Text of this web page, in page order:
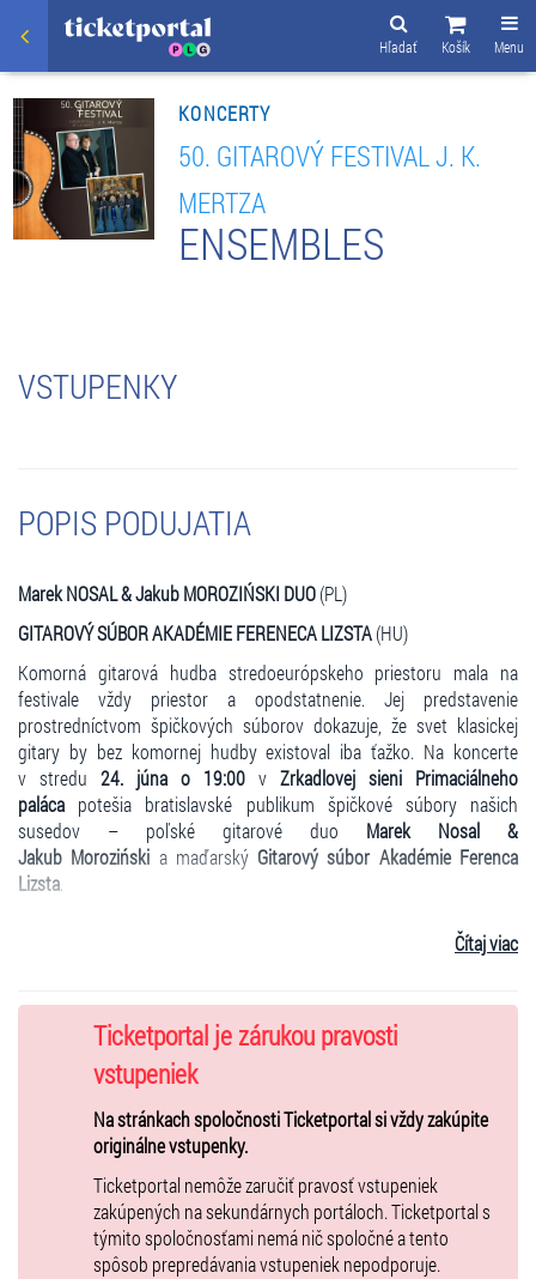
Menu
Košík
Hľadať
KONCERTY
50. GITAROVÝ FESTIVAL J. K.
MERTZA
ENSEMBLES
VSTUPENKY
POPIS PODUJATIA
Marek NOSAL & Jakub MOROZIŃSKI DUO(PL)
GITAROVÝ SÚBOR AKADÉMIE FERENECA LIZSTA(HU)
Komorná gitarová hudba stredoeurópskeho priestoru mala na
festivale vždy priestor a opodstatnenie. Jej predstavenie
prostredníctvom špičkových súborov dokazuje, že svet klasickej
gitary by bez komornej hudby existoval iba ťažko. Na koncerte
v stredu 24. júna o 19:00 v Zrkadlovej sieni Primaciálneho
paláca potešia bratislavské publikum špičkové súbory našich
susedov – poľské gitarové duo Marek Nosal &
Jakub Moroziński a maďarský Gitarový súbor Akadémie Ferenca
Lizsta
Základné vstupné:12€
Zľavnené vstupné:8€študenti (ISIC), učitelia (ITIC) a seniori nad 65
3€ZŤP a deti do 12 rokov (max. 2
deti v sprievode 1 dospelého)
Vstupenky sú dostupné v predpredaji v sieti Ticketportal. Predpredaj
končí 1 deň pred konaním koncertu. Ďalšie vstupenky bude možné
zakúpiť 1 hodinu pred koncertom na mieste konania.
Zmena programu a účinkujúcich vyhradená!
Čítaj viac
Ticketportal je zárukou pravosti
vstupeniek
Na stránkach spoločnosti Ticketportal si vždy zakúpite
originálne vstupenky.
Ticketportal nemôže zaručiť pravosť vstupeniek
zakúpených na sekundárnych portáloch. Ticketportal s
týmito spoločnosťami nemá nič spoločné a tento
spôsob prepredávania vstupeniek nepodporuje.